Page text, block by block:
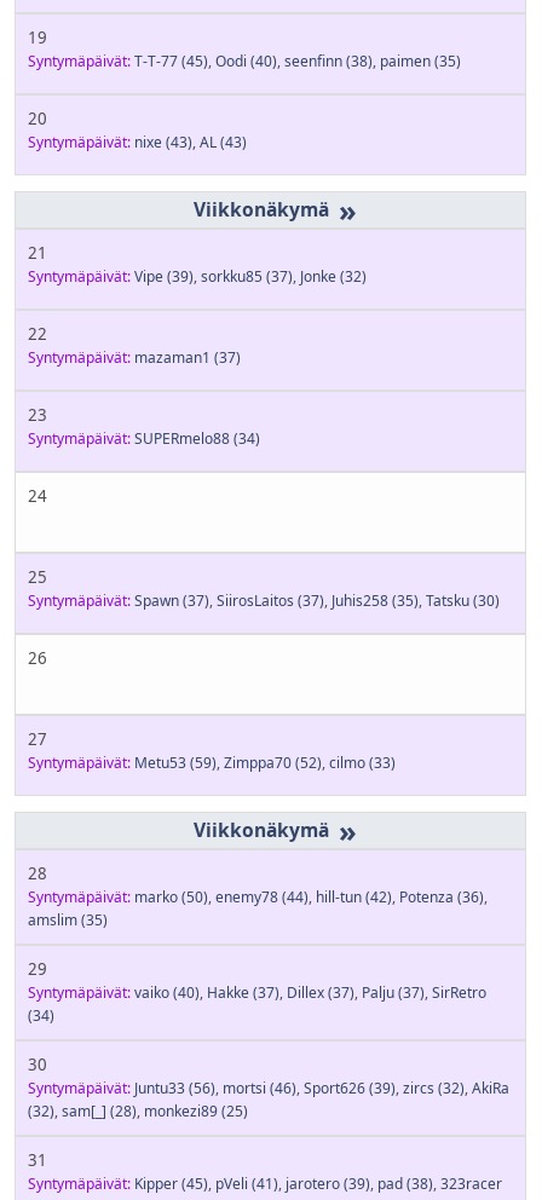
19
Syntymäpäivät:T-T-77(45),Oodi (40),seenfinn(38), paimen(35)
20
Syntymäpäivät: nixe(43),AL(43)
»
21
Syntymäpäivät:Vipe(39),sorkku85 (37), Jonke(32)
22
Syntymäpäivät: mazaman1 (37)
23
Syntymäpäivät:SUPERmelo88(34)
24
25
Syntymäpäivät:Spawn(37),SiirosLaitos (37), Juhis258(35),Tatsku(30)
26
27
Syntymäpäivät: Metu53(59),Zimppa70(52),cilmo(33)
»
28
Syntymäpäivät: marko(50),enemy78(44), hill-tun(42), Potenza (36),
amslim(35)
29
Syntymäpäivät:vaiko(40), Hakke(37), Dillex(37), Palju(37),SirRetro
(34)
30
Syntymäpäivät: Juntu33(56), mortsi (46),Sport626(39),zircs (32),AkiRa
(32),sam[_] (28), monkezi89(25)
31
Syntymäpäivät: Kipper(45), pVeli (41), jarotero(39), pad(38),323racer